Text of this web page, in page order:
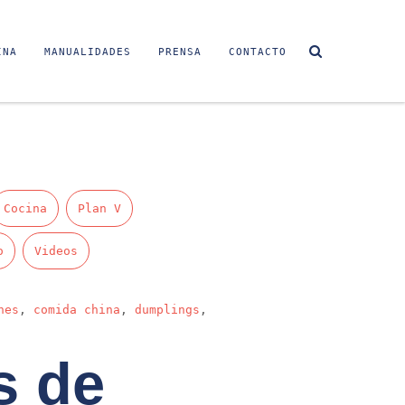
MANUALIDADES PRENSA CONTACTO
Cocina Plan V
Videos
, comida china , dumplings ,
de